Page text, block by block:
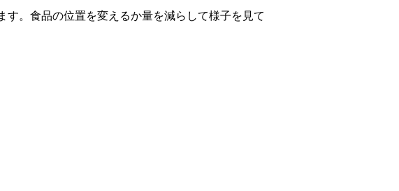
。食品の位置を変えるか量を減らして様子を見て